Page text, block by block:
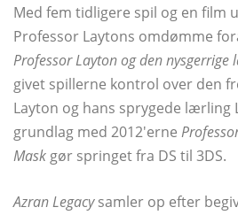
Med fem tidligere spil og en film
Professor Laytons omdømme
Professor Layton og den nysgerrige
givet spillerne kontrol over den
Layton og hans sprygede
grundlag med 2012'erne
Mask gør springet fra DS til 3DS.
Azran Legacysamler op efter